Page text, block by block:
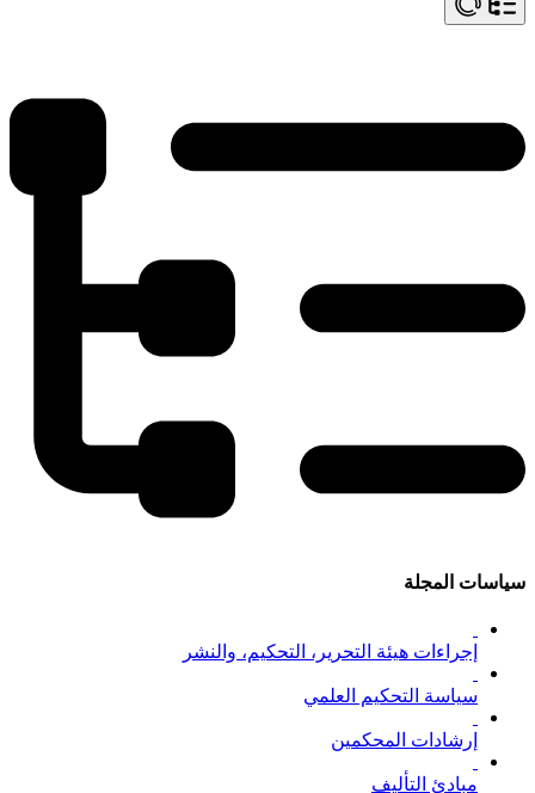
سياسات المجلة
إجراءات هيئة التحرير، التحكيم، والنشر
سياسة التحكيم العلمي
إرشادات المحكمين
مبادئ التأليف